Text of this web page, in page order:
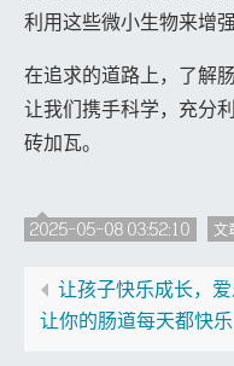
利用这些微小生物来增强
在追求的道路上，了解
让我们携手科学，充分
砖加瓦。
2025-05-08 03:52:10 文